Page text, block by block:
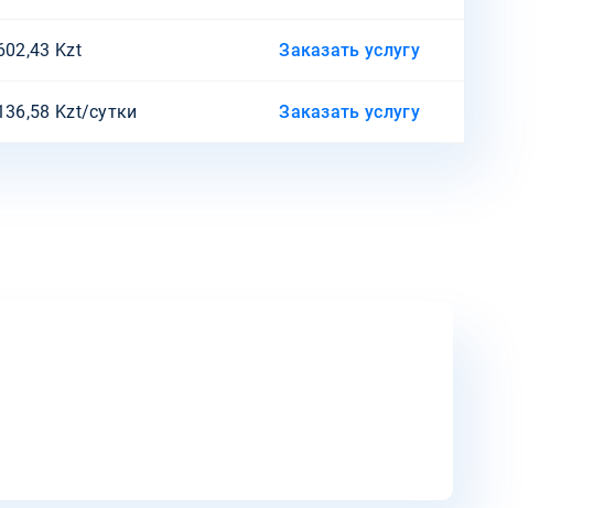
Kzt Заказать услугу
Kzt/сутки Заказать услугу